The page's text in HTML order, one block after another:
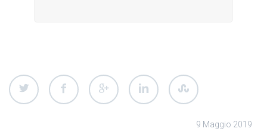
9 Maggio 2019